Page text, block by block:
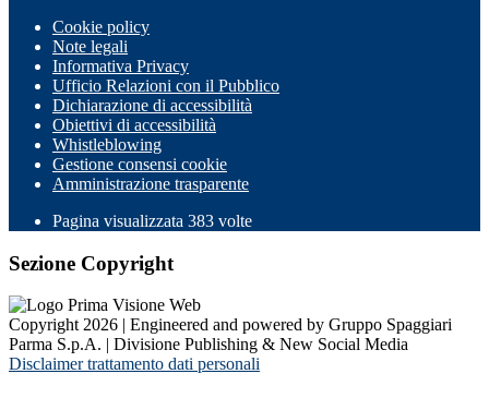
Cookie policy
Note legali
Informativa Privacy
Ufficio Relazioni con il Pubblico
Dichiarazione di accessibilità
Obiettivi di accessibilità
Whistleblowing
Gestione consensi cookie
Amministrazione trasparente
Pagina visualizzata 383 volte
Sezione Copyright
Copyright 2026 | Engineered and powered by Gruppo Spaggiari
Parma S.p.A. | Divisione Publishing & New Social Media
Disclaimer trattamento dati personali